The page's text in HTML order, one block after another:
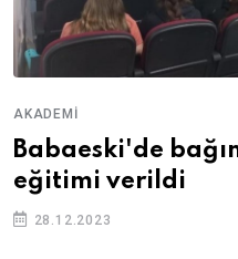
AKADEMI
Babaeski'de
eğitimi verildi
28.12.2023